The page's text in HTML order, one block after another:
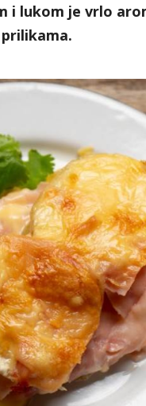
i lukom je vrlo